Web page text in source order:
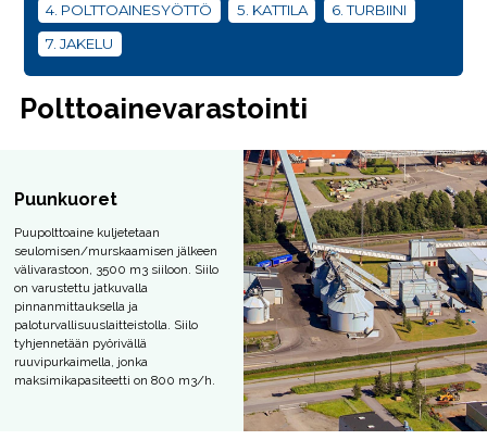
4. POLTTOAINESYÖTTÖ 5. KATTILA
6. TURBIINI
7. JAKELU
Polttoainevarastointi
Puunkuoret
Puupolttoaine kuljetetaan
seulomisen/murskaamisen jälkeen
välivarastoon, 3500 m3 siiloon. Siilo
on varustettu jatkuvalla
pinnanmittauksella ja
paloturvallisuuslaitteistolla. Siilo
tyhjennetään pyörivällä
ruuvipurkaimella, jonka
maksimikapasiteetti on 800 m3/h.